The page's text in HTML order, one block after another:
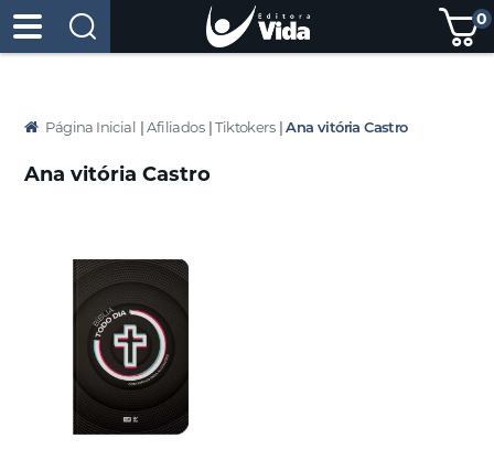
0
Página Inicial | Afiliados | Tiktokers | Ana vitória Castro
Ana vitória Castro